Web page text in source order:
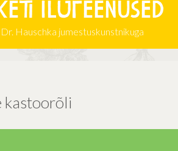
iluteenused
Hauschka jumestuskunstnikuga